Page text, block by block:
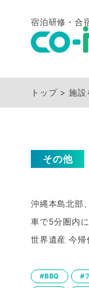
宿泊研修・合
トップ 施設
その他
沖縄本島北部
車で5分圏内
世界遺産 今
#BBQ #